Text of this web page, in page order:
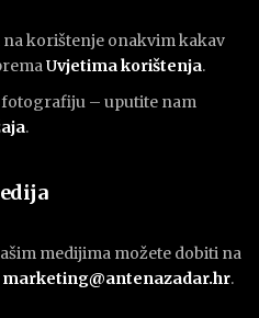
korištenje onakvim kakav
Uvjetima korištenja.
fotografiju – uputite nam
.
medijima možete dobiti na
marketing@antenazadar.hr.